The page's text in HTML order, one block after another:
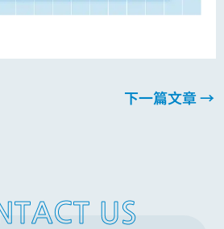
下一篇文章→
US